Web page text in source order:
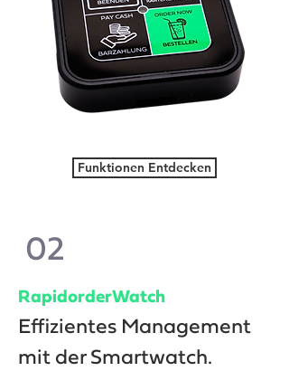
Funktionen Entdecken
02
RapidorderWatch
Effizientes Management
mit der Smartwatch.